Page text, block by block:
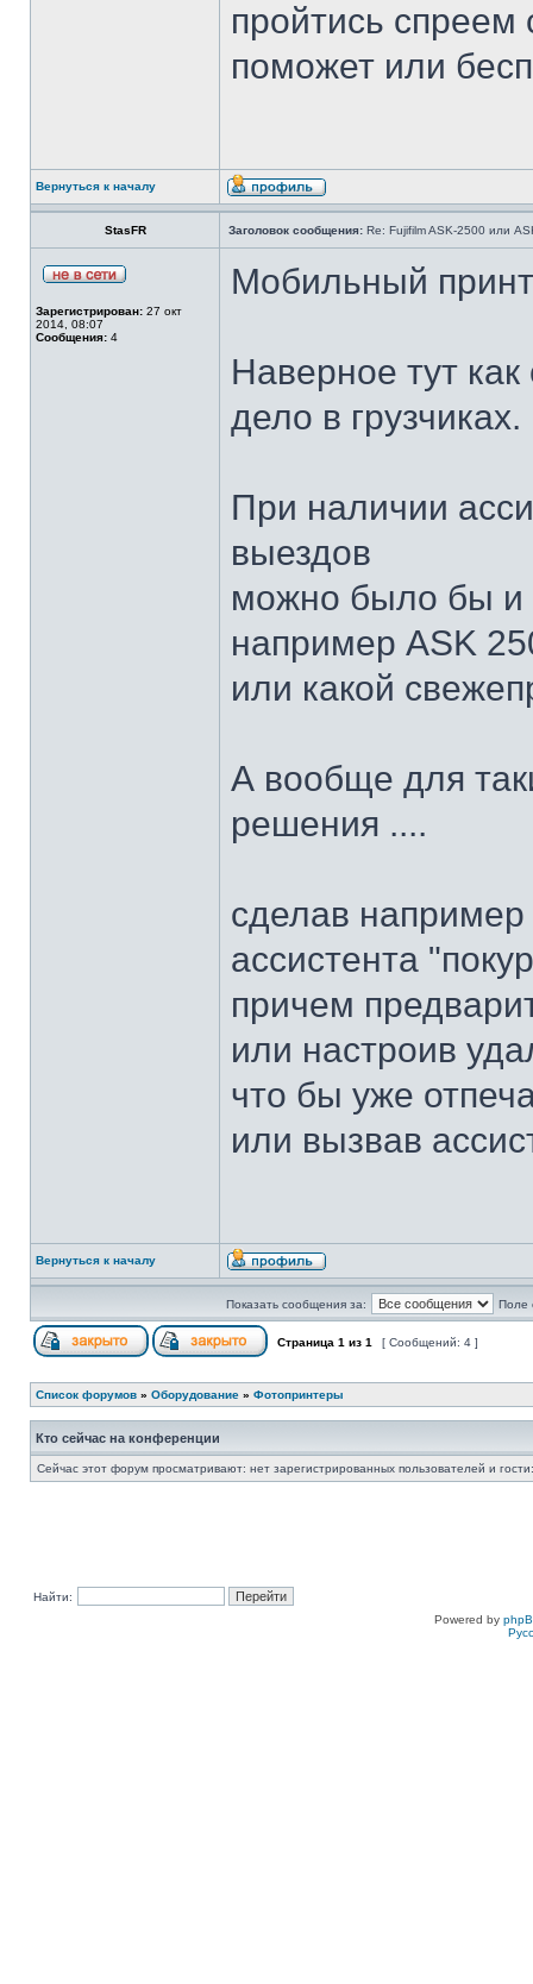
пройтись спреем
поможет или
Вернуться к началу
StasFR Заголовок сообщения: Re: Fujifilm ASK-2500 или
Зарегистрирован: 27 окт
2014, 08:07
Сообщения: 4
Мобильный
Наверное тут
дело в грузчиках.
При наличии
выездов
можно было бы и
например ASK
или какой
А вообще для
решения ....
сделав
ассистента
причем
или настроив
что бы уже
или вызвав
Вернуться к началу
Показать сообщения за: Поле
Страница 1 из 1 [ Сообщений: 4 ]
Список форумов » Оборудование » Фотопринтеры
Кто сейчас на конференции
Сейчас этот форум просматривают: нет зарегистрированных пользователей и
Найти:
Powered by